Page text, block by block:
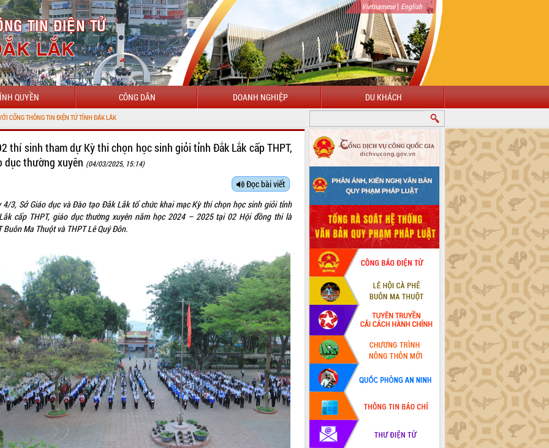
Vietnamese| English
QUYỀN CÔNG DÂN DOANH NGHIỆP DU KHÁCH
ĐIỆN TỬ TỈNH ĐẮK LẮK
thí sinh tham dự Kỳ thi chọn học sinh giỏi tỉnh Đắk Lắk cấp THPT,
dục thường xuyên (04/03/2025, 15:14)
Đọc bài viết
4/3, Sở Giáo dục và Đào tạo Đắk Lắk tổ chức khai mạc Kỳ thi chọn học sinh giỏi tỉnh
cấp THPT, giáo dục thường xuyên năm học 2024 – 2025 tại 02 Hội đồng thi là
Buôn Ma Thuột và THPT Lê Quý Đôn.